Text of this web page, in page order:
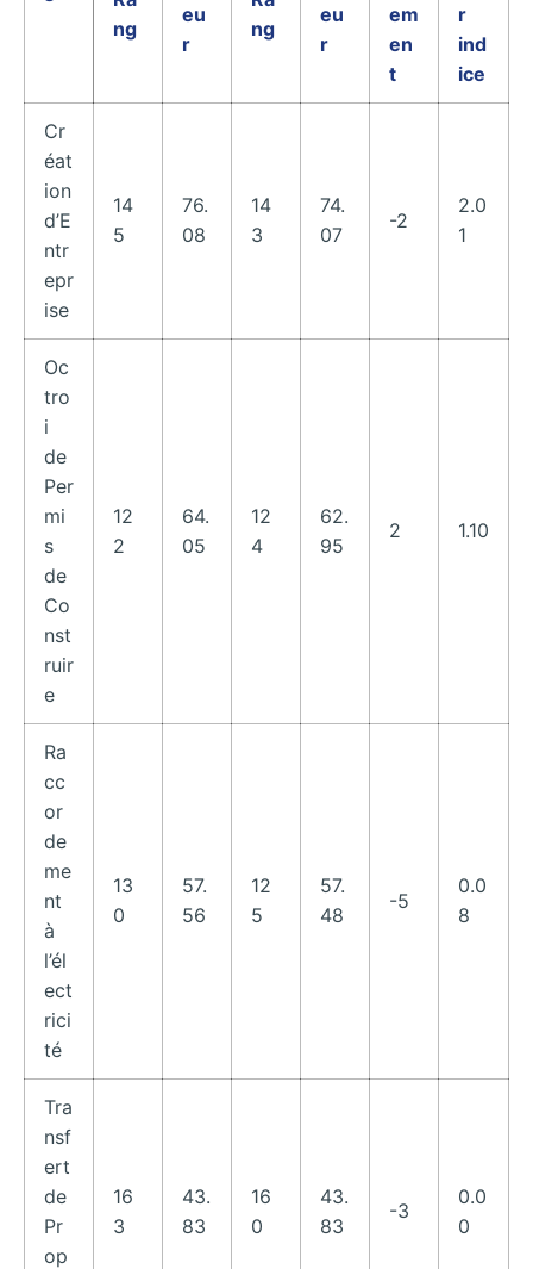
ng
eu
r
ng
eu
r
em
en
t
r
ind
ice
Cr
éat
ion
d’E
ntr
epr
ise
14
5
76.
08
14
3
74.
07
-2
2.0
1
Oc
tro
i
de
Per
mi
s
de
Co
nst
ruir
e
12
2
64.
05
12
4
62.
95
2 1.10
Ra
cc
or
de
me
nt
à
l’él
ect
rici
té
13
0
57.
56
12
5
57.
48
-5
0.0
8
Tra
nsf
ert
de
Pr
op
16
3
43.
83
16
0
43.
83
-3
0.0
0